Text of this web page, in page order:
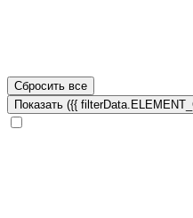
Сбросить все
Показать ({{